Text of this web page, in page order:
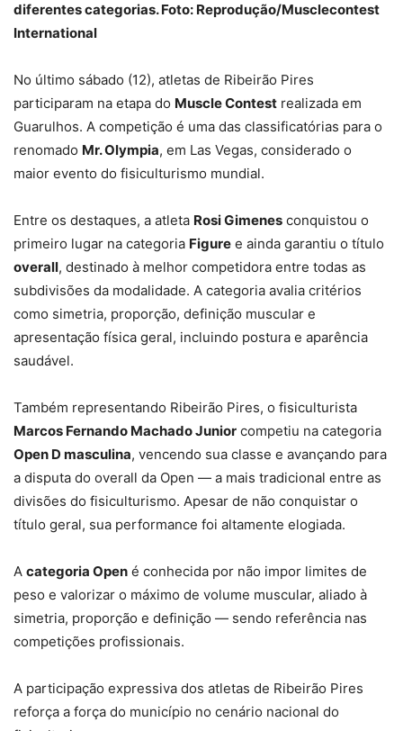
diferentes categorias. Foto: Reprodução/Musclecontest
International
No último sábado (12), atletas de Ribeirão Pires
participaram na etapa do Muscle Contest realizada em
Guarulhos. A competição é uma das classificatórias para o
renomado Mr. Olympia, em Las Vegas, considerado o
maior evento do fisiculturismo mundial.
Entre os destaques, a atleta Rosi Gimenes conquistou o
primeiro lugar na categoria Figure e ainda garantiu o título
overall, destinado à melhor competidora entre todas as
subdivisões da modalidade. A categoria avalia critérios
como simetria, proporção, definição muscular e
apresentação física geral, incluindo postura e aparência
saudável.
Também representando Ribeirão Pires, o fisiculturista
Marcos Fernando Machado Junior competiu na categoria
Open D masculina, vencendo sua classe e avançando para
a disputa do overall da Open — a mais tradicional entre as
divisões do fisiculturismo. Apesar de não conquistar o
título geral, sua performance foi altamente elogiada.
A categoria Open é conhecida por não impor limites de
peso e valorizar o máximo de volume muscular, aliado à
simetria, proporção e definição — sendo referência nas
competições profissionais.
A participação expressiva dos atletas de Ribeirão Pires
reforça a força do município no cenário nacional do